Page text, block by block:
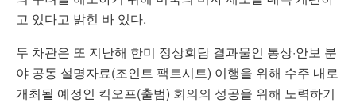
고 있다고 밝힌 바 있다.
두 차관은 또 지난해 한미 정상회담 결과물인 통상·안보 분
야 공동 설명자료(조인트 팩트시트) 이행을 위해 수주 내로
개최될 예정인 킥오프(출범) 회의의 성공을 위해 노력하기